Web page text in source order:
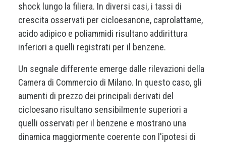
shock lungo la filiera. In diversi casi, i tassi di
crescita osservati per cicloesanone, caprolattame,
acido adipico e poliammidi risultano addirittura
inferiori a quelli registrati per il benzene.
Un segnale differente emerge dalle rilevazioni della
Camera di Commercio di Milano. In questo caso, gli
aumenti di prezzo dei principali derivati del
cicloesano risultano sensibilmente superiori a
quelli osservati per il benzene e mostrano una
dinamica maggiormente coerente con l'ipotesi di